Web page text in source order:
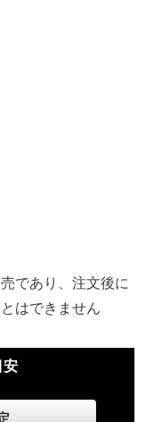
であり、注文後に
はできません
安